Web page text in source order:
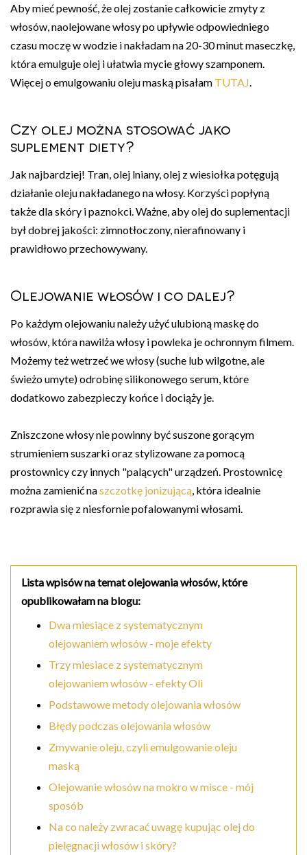
Aby mieć pewność, że olej zostanie całkowicie zmyty z
włosów, naolejowane włosy po upływie odpowiedniego
czasu moczę w wodzie i nakładam na 20-30 minut maseczkę,
która emulguje olej i ułatwia mycie głowy szamponem.
Więcej o emulgowaniu oleju maską pisałam TUTAJ
Czy olej można stosować jako
suplement diety?
Jak najbardziej! Tran, olej lniany, olej z wiesiołka potęgują
działanie oleju nakładanego na włosy. Korzyści popłyną
także dla skóry i paznokci. Ważne, aby olej do suplementacji
był dobrej jakości: zimnotłoczony, nierafinowany i
prawidłowo przechowywany.
Olejowanie włosów i co dalej?
Po każdym olejowaniu należy użyć ulubioną maskę do
włosów, która nawilża włosy i powleka je ochronnym filmem.
Możemy też wetrzeć we włosy (suche lub wilgotne, ale
świeżo umyte) odrobinę silikonowego serum, które
dodatkowo zabezpieczy końce i dociąży je.
Zniszczone włosy nie powinny być suszone gorącym
strumieniem suszarki oraz stylizowane za pomocą
prostownicy czy innych "palących" urządzeń. Prostownicę
można zamienić naszczotkę jonizującą , która idealnie
rozprawia się z niesfornie pofalowanymi włosami.
Lista wpisów na temat olejowania włosów, które
opublikowałam na blogu:
Dwa miesiące z systematycznym
olejowaniem włosów - moje efekty
Trzy miesiace z systematycznym
olejowaniem włosów - efekty Oli
Podstawowe metody olejowania włosów
Błędy podczas olejowania włosów
Zmywanie oleju, czyli emulgowanie oleju
maską
Olejowanie włosów na mokro w misce - mój
sposób
Na co należy zwracać uwagę kupując olej do
pielęgnacji włosów i skóry?